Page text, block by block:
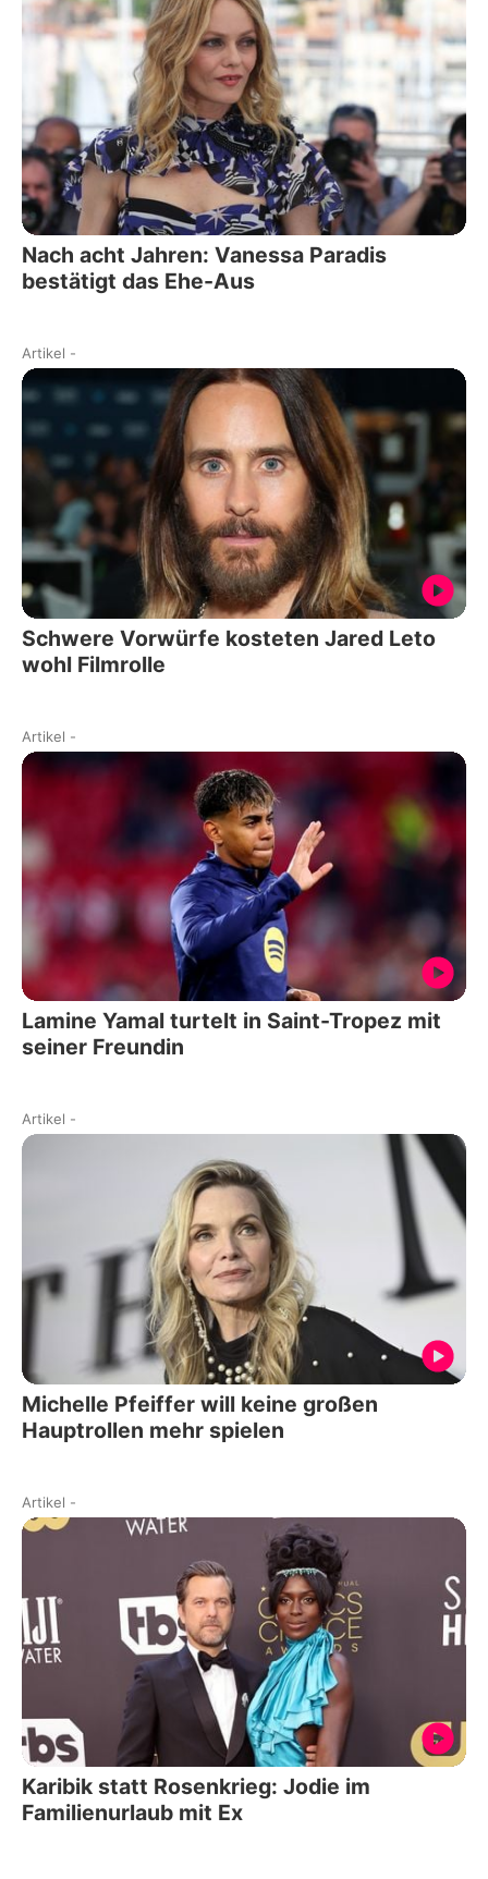
Nach acht Jahren: Vanessa Paradis
bestätigt das Ehe-Aus
Artikel -
Schwere Vorwürfe kosteten Jared Leto
wohl Filmrolle
Artikel -
Lamine Yamal turtelt in Saint-Tropez mit
seiner Freundin
Artikel -
Michelle Pfeiffer will keine großen
Hauptrollen mehr spielen
Artikel -
Karibik statt Rosenkrieg: Jodie im
Familienurlaub mit Ex